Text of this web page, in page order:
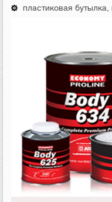
пластиковая